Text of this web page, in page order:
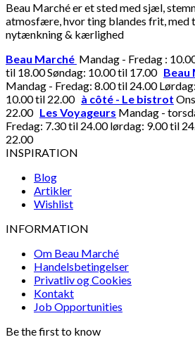
Beau Marché er et sted med sjæl,
atmosfære, hvor ting blandes frit, med
nytænkning & kærlighed
Beau Marché Mandag - Fredag :
til 18.00 Søndag: 10.00 til 17.00 Beau
Mandag - Fredag: 8.00 til 24.00
10.00 til 22.00 à côté - Le bistrot
22.00 Les Voyageurs Mandag -
Fredag: 7.30 til 24.00 lørdag: 9.00 til
22.00
INSPIRATION
Blog
Artikler
Wishlist
INFORMATION
Om Beau Marché
Handelsbetingelser
Privatliv og Cookies
Kontakt
Job Opportunities
Be the first to know